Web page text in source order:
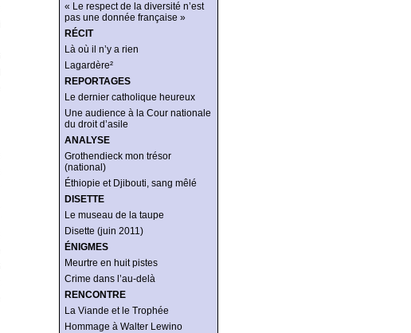
« Le respect de la diversité n’est
pas une donnée française »
RÉCIT
Là où il n’y a rien
Lagardère²
REPORTAGES
Le dernier catholique heureux
Une audience à la Cour nationale
du droit d’asile
ANALYSE
Grothendieck mon trésor
(national)
Éthiopie et Djibouti, sang mêlé
DISETTE
Le museau de la taupe
Disette (juin 2011)
ÉNIGMES
Meurtre en huit pistes
Crime dans l’au-delà
RENCONTRE
La Viande et le Trophée
Hommage à Walter Lewino